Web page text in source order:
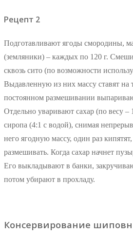
Рецепт 2
Подготавливают ягоды смородины,
(земляники) – каждых по 120 г.
сквозь сито (по возможности
Выдавленную из них массу ставят на
постоянном размешивании
Отдельно уваривают сахар (по весу –
сиропа (4:1 с водой), снимая
него ягодную массу, один раз кипятят,
размешивать. Когда сахар начнет
Его выкладывают в банки,
потом убирают в прохладу.
Консервирование